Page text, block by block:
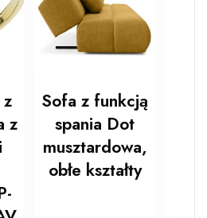
z
Sofa z funkcją
spania Dot
musztardowa,
obłe kształty